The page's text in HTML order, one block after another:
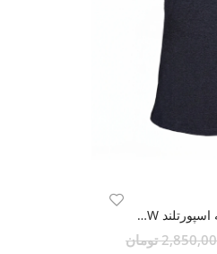
تی شرت ورزشی زنانه اسپورتلند SHIFT Force W
تومان